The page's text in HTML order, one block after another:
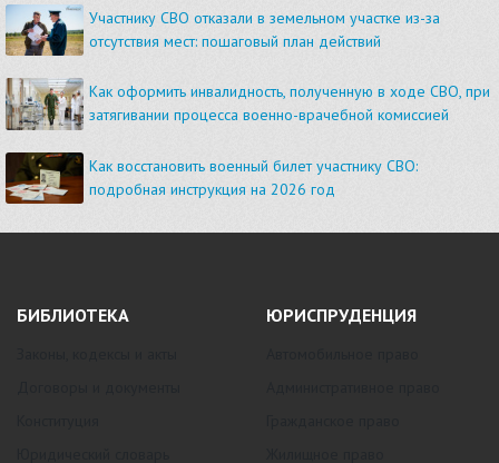
Участнику СВО отказали в земельном участке из-за
отсутствия мест: пошаговый план действий
Как оформить инвалидность, полученную в ходе СВО, при
затягивании процесса военно-врачебной комиссией
Как восстановить военный билет участнику СВО:
подробная инструкция на 2026 год
БИБЛИОТЕКА ЮРИСПРУДЕНЦИЯ